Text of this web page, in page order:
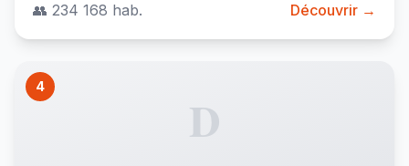
👥 234 168 hab. Découvrir →
4
D